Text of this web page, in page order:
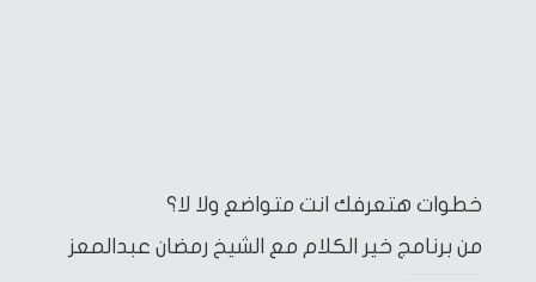
خطوات هتعرفك انت متواضع ولا لا؟
من برنامج خير الكلام مع الشيخ رمضان عبدالمعز